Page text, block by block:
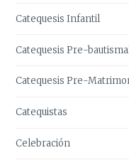
Catequesis Infantil
Catequesis Pre-
Catequesis Pre-
Catequistas
Celebración